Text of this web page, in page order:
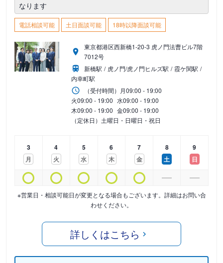
なります
電話相談可能 土日面談可能 18時以降面談可能
東京都港区西新橋1-20-3 虎ノ門法曹ビル7階
7012号
新橋駅
虎ノ門/虎ノ門ヒルズ駅
霞ケ関駅
内幸町駅
（受付時間） 月09:00 - 19:00
火09:00 - 19:00 水09:00 - 19:00
木09:00 - 19:00 金09:00 - 19:00
（定休日）土曜日・日曜日・祝日
3
月
4
火
5
水
6
木
7
金
8
土
9
日
※営業日・相談可能日が変更となる場合もございます。詳細はお問い合
わせください。
詳しくはこちら